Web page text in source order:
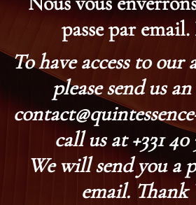
passe par
To have access to our
please send us
call us at +331 40
We will send you a
email. Thank